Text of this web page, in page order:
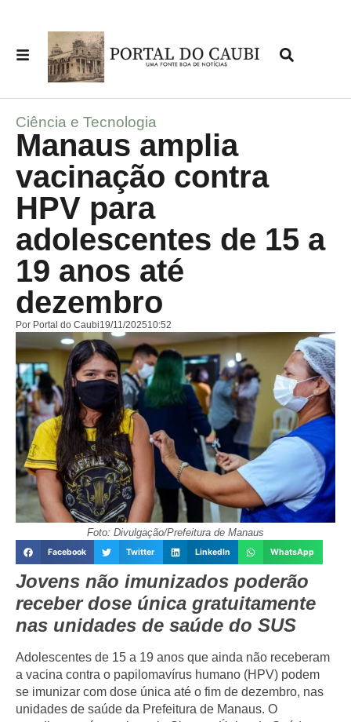
Ciência e Tecnologia
Manaus amplia
vacinação contra
HPV para
adolescentes de 15 a
19 anos até
dezembro
Por Portal do Caubi19/11/202510:52
Foto: Divulgação/Prefeitura de Manaus
Facebook Twitter LinkedIn WhatsApp
Jovens não imunizados poderão
receber dose única gratuitamente
nas unidades de saúde do SUS
Adolescentes de 15 a 19 anos que ainda não receberam
a vacina contra o papilomavírus humano (HPV) podem
se imunizar com dose única até o fim de dezembro, nas
unidades de saúde da Prefeitura de Manaus. O